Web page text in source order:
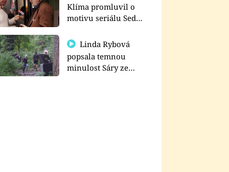
Klíma promluvil o
motivu seriálu Sedm
Linda Rybová
popsala temnou
minulost Sáry ze